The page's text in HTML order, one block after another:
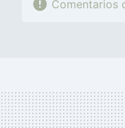
Comentarios